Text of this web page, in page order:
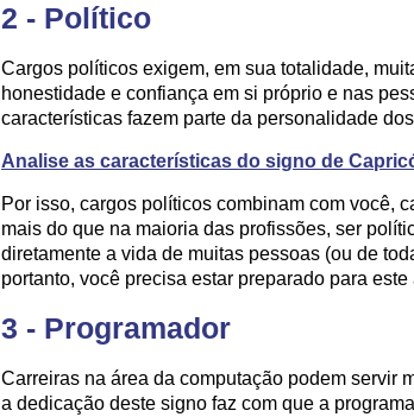
2 - Político
Cargos políticos exigem, em sua totalidade,
honestidade e confiança em si próprio e nas
características fazem parte da personalidade
Analise as características do signo de
Por isso, cargos políticos combinam com você,
mais do que na maioria das profissões, ser
diretamente a vida de muitas pessoas (ou de
portanto, você precisa estar preparado para
3 - Programador
Carreiras na área da computação podem servir
a dedicação deste signo faz com que a